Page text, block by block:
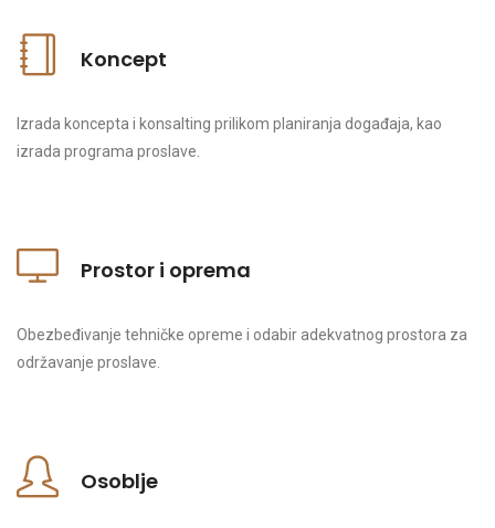
Koncept
Izrada koncepta i konsalting prilikom planiranja događaja, kao
izrada programa proslave.
Prostor i oprema
Obezbeđivanje tehničke opreme i odabir adekvatnog prostora za
održavanje proslave.
Osoblje